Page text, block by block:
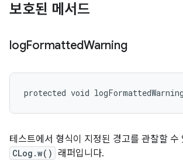
보호된 메서드
logFormattedWarning
protected void
테스트에서 형식이 지정된 경고를 관찰할 수
CLog.w() 래퍼입니다.